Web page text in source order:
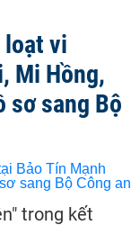
loạt vi
Mi Hồng,
sơ sang Bộ
trong kết